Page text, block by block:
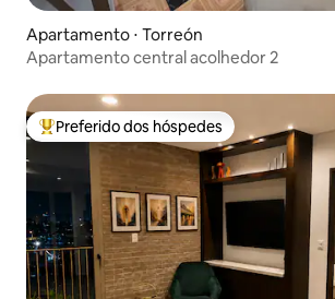
Apartamento ⋅ Torreón
Apartamento central acolhedor 2
Entre os melhores preferidos dos hóspedes
Preferido dos hóspedes